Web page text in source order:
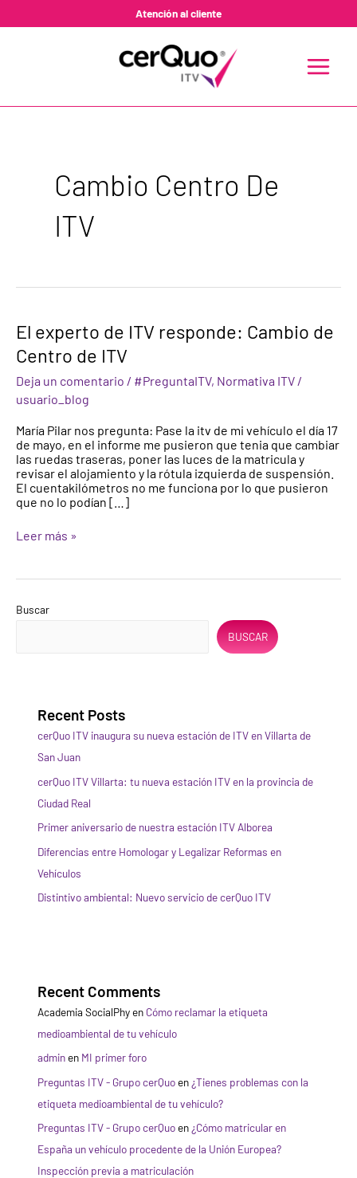
Atención al cliente
MENU
Cambio Centro De
ITV
El experto de ITV responde: Cambio de
Centro de ITV
Deja un comentario / #PreguntaITV, Normativa ITV /
usuario_blog
María Pilar nos pregunta: Pase la itv de mi vehículo el día 17
de mayo, en el informe me pusieron que tenia que cambiar
las ruedas traseras, poner las luces de la matricula y
revisar el alojamiento y la rótula izquierda de suspensión.
El cuentakilómetros no me funciona por lo que pusieron
que no lo podían […]
El
experto
de
responde:
Cambio
Centro
de
ITV
Leer más »
Buscar
BUSCAR
Recent Posts
cerQuo ITV inaugura su nueva estación de ITV en Villarta de
San Juan
cerQuo ITV Villarta: tu nueva estación ITV en la provincia de
Ciudad Real
Primer aniversario de nuestra estación ITV Alborea
Diferencias entre Homologar y Legalizar Reformas en
Vehículos
Distintivo ambiental: Nuevo servicio de cerQuo ITV
Recent Comments
Academia SocialPhyen Cómo reclamar la etiqueta
medioambiental de tu vehículo
adminen MI primer foro
Preguntas ITV - Grupo cerQuoen ¿Tienes problemas con la
etiqueta medioambiental de tu vehículo?
Preguntas ITV - Grupo cerQuoen ¿Cómo matricular en
España un vehículo procedente de la Unión Europea?
Inspección previa a matriculación